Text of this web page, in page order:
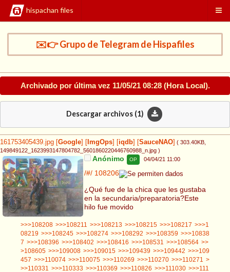
hispachan files
✉️👉 Grupo de Telegram de Hispafiles
Archivado por última vez 11/05/21 08:28(Hora Local).
Descargar archivos (1)
161753405439.jpg Google ImgOps iqdb SauceNAO ( 303.40KB
149849122_1623993147804782_5601860220446760988_n.jpg )
Anónimo OP 04/04/21 11:00
/#/ 108206
¿Qué fue de la chica que les gustaba
en la secundaria/preparatoria?Este
hilo fue movido
>>>108208 >>>108211 >>>108213 >>>108215 >>>108217 >>>1
08219 >>>108245 >>>108274 >>>108292 >>>108359 >>>10838
7 >>>108396 >>>108402 >>>108416 >>>108531 >>>108564 >>
>108605 >>>109008 >>>109015 >>>109439 >>>109442 >>>109
457 >>>110074 >>>110075 >>>110269 >>>110270 >>>110271
>
>>110331
>>>110333 >>>110369 >>>110826 >>>111030 >>>111